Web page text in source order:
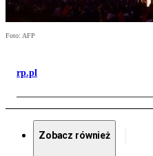
Foto: AFP
rp.pl
Zobacz również